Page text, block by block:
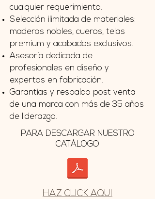
cualquier requerimiento.
Selección ilimitada de materiales:
maderas nobles, cueros, telas
premium y acabados exclusivos.
Asesoría dedicada de
profesionales en diseño y
expertos en fabricación.
Garantías y respaldo post venta
de una marca con más de 35 años
de liderazgo.
PARA DESCARGAR NUESTRO
CATÁLOGO
HAZ CLICK AQUI